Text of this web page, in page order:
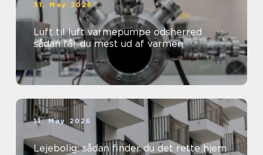
31. May 2026
Luft til luft varmepumpe odsherred
sådan får du mest ud af varmen
11. May 2026
Lejebolig: sådan finder du det rette hjem